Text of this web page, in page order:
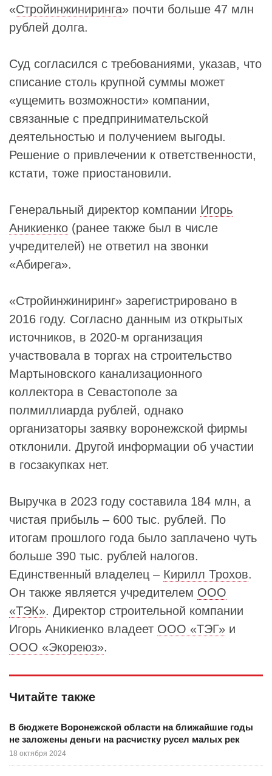
«Стройинжиниринга» почти больше 47 млн
рублей долга.
Суд согласился с требованиями, указав, что
списание столь крупной суммы может
«ущемить возможности» компании,
связанные с предпринимательской
деятельностью и получением выгоды.
Решение о привлечении к ответственности,
кстати, тоже приостановили.
Генеральный директор компании Игорь
Аникиенко (ранее также был в числе
учредителей) не ответил на звонки
«Абирега».
«Стройинжиниринг» зарегистрировано в
2016 году. Согласно данным из открытых
источников, в 2020-м организация
участвовала в торгах на строительство
Мартыновского канализационного
коллектора в Севастополе за
полмиллиарда рублей, однако
организаторы заявку воронежской фирмы
отклонили. Другой информации об участии
в госзакупках нет.
Выручка в 2023 году составила 184 млн, а
чистая прибыль – 600 тыс. рублей. По
итогам прошлого года было заплачено чуть
больше 390 тыс. рублей налогов.
Единственный владелец – Кирилл Трохов.
Он также является учредителем ООО
«ТЭК». Директор строительной компании
Игорь Аникиенко владеет ООО «ТЭГ» и
ООО «Экореюз».
Читайте также
В бюджете Воронежской области на ближайшие годы
не заложены деньги на расчистку русел малых рек
18 октября 2024